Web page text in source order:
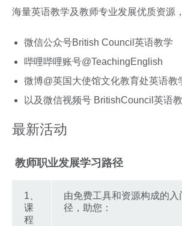
海量英语教学及教师专业发展优质资源
微信公众号British Council英语教学
哔哩哔哩账号@TeachingEnglish
微博@英国大使馆文化教育处英语教
以及微信视频号 BritishCouncil英语
最新活动
教师职业发展学习路径
1、
课
程
由免费工具和资源构成的入
径，助您：